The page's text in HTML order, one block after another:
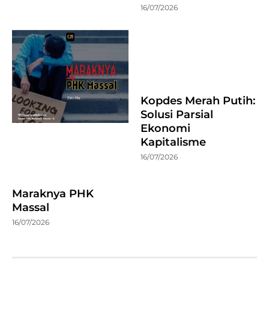
16/07/2026
Maraknya PHK
Massal
16/07/2026
Kopdes Merah Putih:
Solusi Parsial
Ekonomi
Kapitalisme
16/07/2026